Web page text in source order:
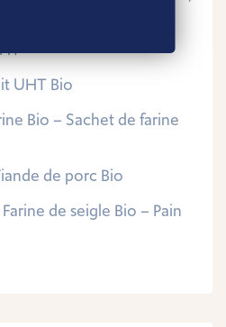
UHT Bio
Bio – Sachet de farine
de porc Bio
de seigle Bio – Pain